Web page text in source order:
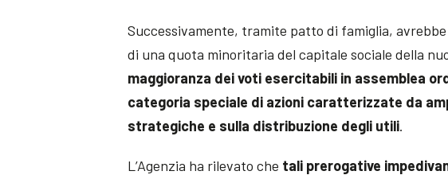
Successivamente, tramite patto di famiglia,
di una quota minoritaria del capitale sociale della
maggioranza dei voti esercitabili in assemblea
categoria speciale di azioni caratterizzate da
strategiche e sulla distribuzione degli utili.
L’Agenzia ha rilevato che tali prerogative